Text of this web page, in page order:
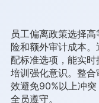
员工偏离政策选择
险和额外审计成本
配标准选项，能实
培训强化意识。整
效避免90%以上冲
全员遵守。